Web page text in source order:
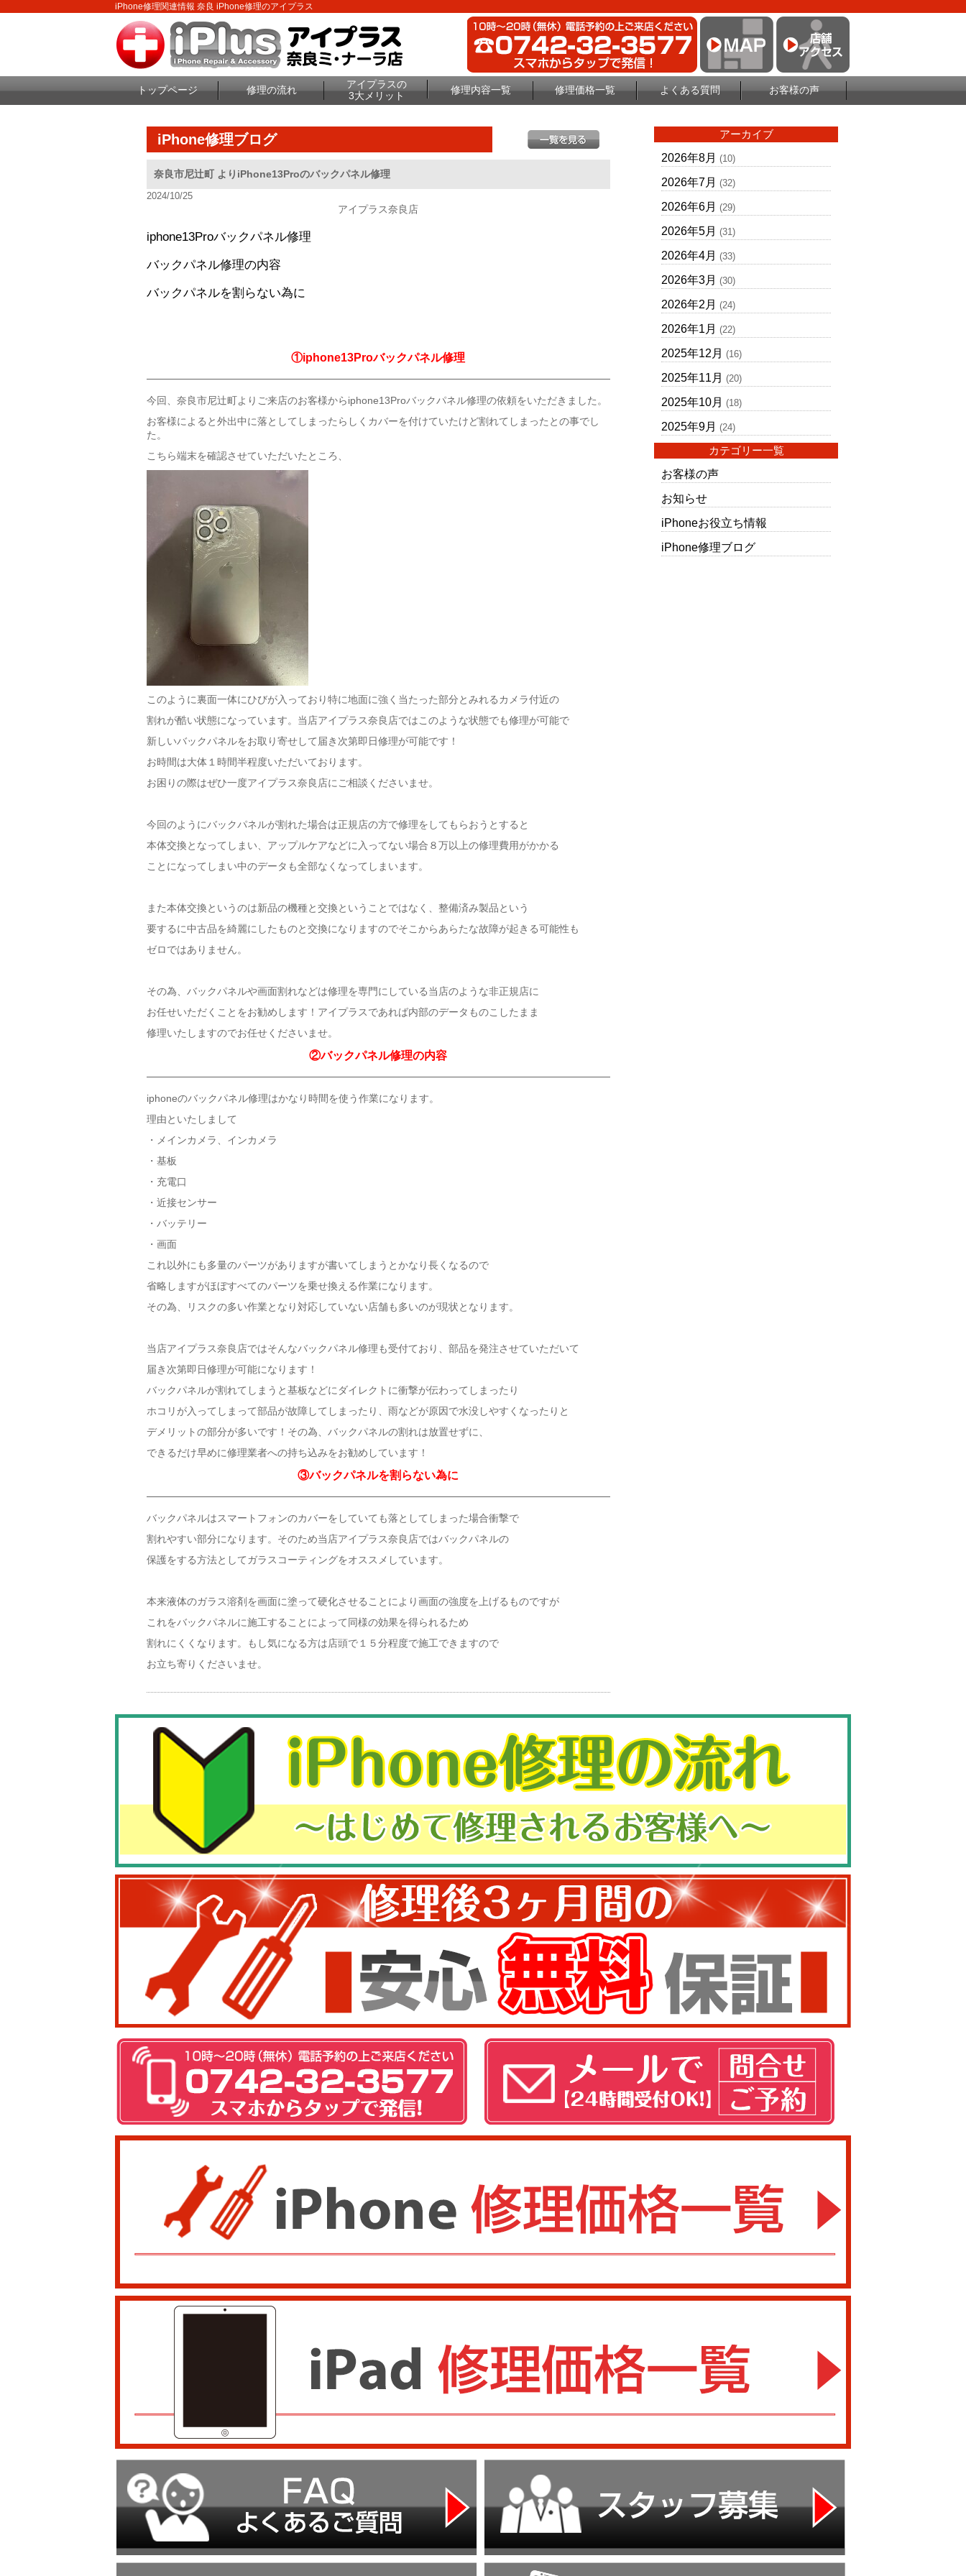
iPhone修理関連情報 奈良 iPhone修理のアイプラス
トップページ 修理の流れ
アイプラスの
3大メリット
修理内容一覧 修理価格一覧 よくある質問 お客様の声
iPhone修理ブログ
奈良市尼辻町 よりiPhone13Proのバックパネル修理
2024/10/25
アイプラス奈良店
iphone13Proバックパネル修理
バックパネル修理の内容
バックパネルを割らない為に
①iphone13Proバックパネル修理
今回、奈良市尼辻町よりご来店のお客様からiphone13Proバックパネル修理の依頼をいただきました。
お客様によると外出中に落としてしまったらしくカバーを付けていたけど割れてしまったとの事でし
た。
こちら端末を確認させていただいたところ、
このように裏面一体にひびが入っており特に地面に強く当たった部分とみれるカメラ付近の
割れが酷い状態になっています。当店アイプラス奈良店ではこのような状態でも修理が可能で
新しいバックパネルをお取り寄せして届き次第即日修理が可能です！
お時間は大体１時間半程度いただいております。
お困りの際はぜひ一度アイプラス奈良店にご相談くださいませ。
今回のようにバックパネルが割れた場合は正規店の方で修理をしてもらおうとすると
本体交換となってしまい、アップルケアなどに入ってない場合８万以上の修理費用がかかる
ことになってしまい中のデータも全部なくなってしまいます。
また本体交換というのは新品の機種と交換ということではなく、整備済み製品という
要するに中古品を綺麗にしたものと交換になりますのでそこからあらたな故障が起きる可能性も
ゼロではありません。
その為、バックパネルや画面割れなどは修理を専門にしている当店のような非正規店に
お任せいただくことをお勧めします！アイプラスであれば内部のデータものこしたまま
修理いたしますのでお任せくださいませ。
②バックパネル修理の内容
iphoneのバックパネル修理はかなり時間を使う作業になります。
理由といたしまして
・メインカメラ、インカメラ
・基板
・充電口
・近接センサー
・バッテリー
・画面
これ以外にも多量のパーツがありますが書いてしまうとかなり長くなるので
省略しますがほぼすべてのパーツを乗せ換える作業になります。
その為、リスクの多い作業となり対応していない店舗も多いのが現状となります。
当店アイプラス奈良店ではそんなバックパネル修理も受付ており、部品を発注させていただいて
届き次第即日修理が可能になります！
バックパネルが割れてしまうと基板などにダイレクトに衝撃が伝わってしまったり
ホコリが入ってしまって部品が故障してしまったり、雨などが原因で水没しやすくなったりと
デメリットの部分が多いです！その為、バックパネルの割れは放置せずに、
できるだけ早めに修理業者への持ち込みをお勧めしています！
③バックパネルを割らない為に
バックパネルはスマートフォンのカバーをしていても落としてしまった場合衝撃で
割れやすい部分になります。そのため当店アイプラス奈良店ではバックパネルの
保護をする方法としてガラスコーティングをオススメしています。
本来液体のガラス溶剤を画面に塗って硬化させることにより画面の強度を上げるものですが
これをバックパネルに施工することによって同様の効果を得られるため
割れにくくなります。もし気になる方は店頭で１５分程度で施工できますので
お立ち寄りくださいませ。
アーカイブ
2026年8月 (10)
2026年7月 (32)
2026年6月 (29)
2026年5月 (31)
2026年4月 (33)
2026年3月 (30)
2026年2月 (24)
2026年1月 (22)
2025年12月 (16)
2025年11月 (20)
2025年10月 (18)
2025年9月 (24)
カテゴリー一覧
お客様の声
お知らせ
iPhoneお役立ち情報
iPhone修理ブログ